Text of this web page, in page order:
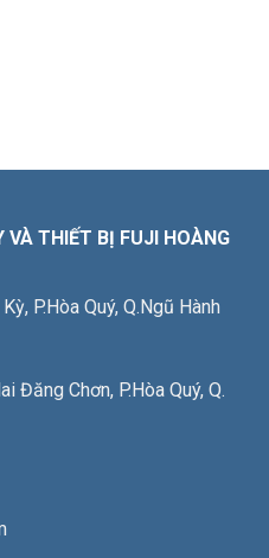
VÀ THIẾT BỊ FUJI HOÀNG
P.Hòa Quý, Q.Ngũ Hành
Đăng Chơn, P.Hòa Quý, Q.